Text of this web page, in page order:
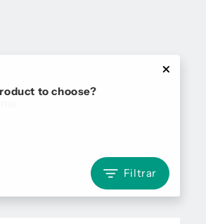
to choose?
Filtrar